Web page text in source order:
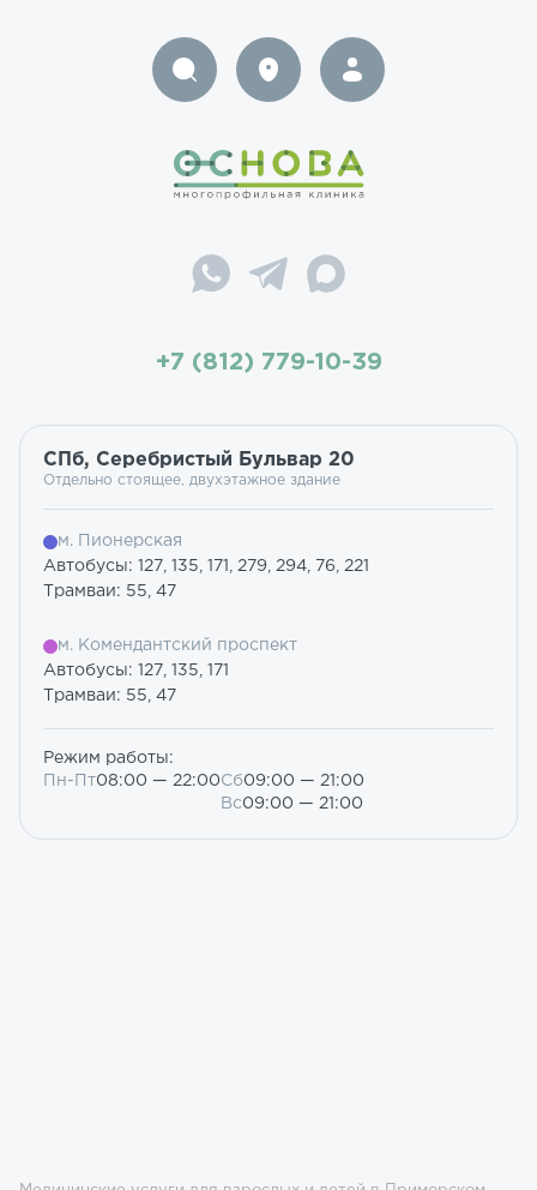
+7 (812) 779-10-39
СПб, Серебристый Бульвар 20
Отдельно стоящее, двухэтажное здание
м. Пионерская
Автобусы: 127, 135, 171, 279, 294, 76, 221
Трамваи: 55, 47
м. Комендантский проспект
Автобусы: 127, 135, 171
Трамваи: 55, 47
Режим работы:
Пн-Пт08:00 — 22:00Сб09:00 — 21:00
Вс09:00 — 21:00